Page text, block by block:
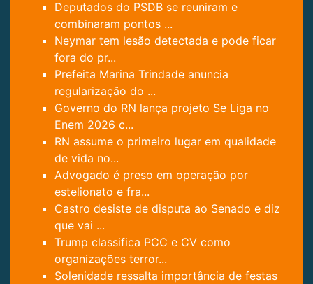
Deputados do PSDB se reuniram e
combinaram pontos ...
Neymar tem lesão detectada e pode ficar
fora do pr...
Prefeita Marina Trindade anuncia
regularização do ...
Governo do RN lança projeto Se Liga no
Enem 2026 c...
RN assume o primeiro lugar em qualidade
de vida no...
Advogado é preso em operação por
estelionato e fra...
Castro desiste de disputa ao Senado e diz
que vai ...
Trump classifica PCC e CV como
organizações terror...
Solenidade ressalta importância de festas